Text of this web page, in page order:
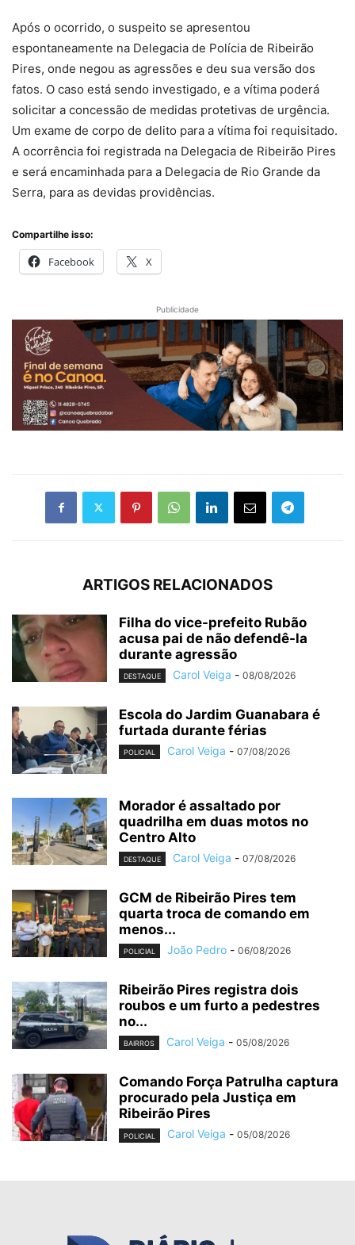
Após o ocorrido, o suspeito se apresentou
espontaneamente na Delegacia de Polícia de Ribeirão
Pires, onde negou as agressões e deu sua versão dos
fatos. O caso está sendo investigado, e a vítima poderá
solicitar a concessão de medidas protetivas de urgência.
Um exame de corpo de delito para a vítima foi requisitado.
A ocorrência foi registrada na Delegacia de Ribeirão Pires
e será encaminhada para a Delegacia de Rio Grande da
Serra, para as devidas providências.
Compartilhe isso:
Facebook X
Publicidade
ARTIGOS RELACIONADOS
Filha do vice-prefeito Rubão
acusa pai de não defendê-la
durante agressão
DESTAQUE Carol Veiga - 08/08/2026
Escola do Jardim Guanabara é
furtada durante férias
POLICIAL Carol Veiga - 07/08/2026
Morador é assaltado por
quadrilha em duas motos no
Centro Alto
DESTAQUE Carol Veiga - 07/08/2026
GCM de Ribeirão Pires tem
quarta troca de comando em
menos...
POLICIAL João Pedro - 06/08/2026
Ribeirão Pires registra dois
roubos e um furto a pedestres
no...
BAIRROS Carol Veiga - 05/08/2026
Comando Força Patrulha captura
procurado pela Justiça em
Ribeirão Pires
POLICIAL Carol Veiga - 05/08/2026